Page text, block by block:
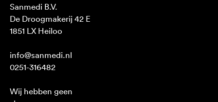
Sanmedi B.V.
De Droogmakerij 42 E
1851 LX Heiloo
info@sanmedi.nl
0251-316482
Wij hebben geen